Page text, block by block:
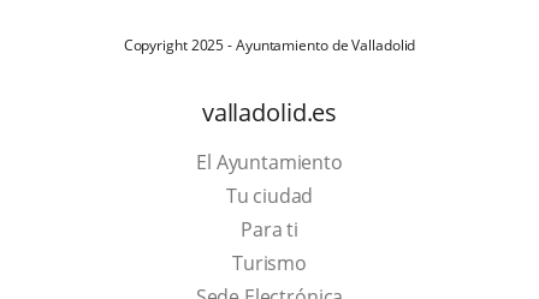
Copyright 2025 - Ayuntamiento de Valladolid
valladolid.es
El Ayuntamiento
Tu ciudad
Para ti
TurismoEste